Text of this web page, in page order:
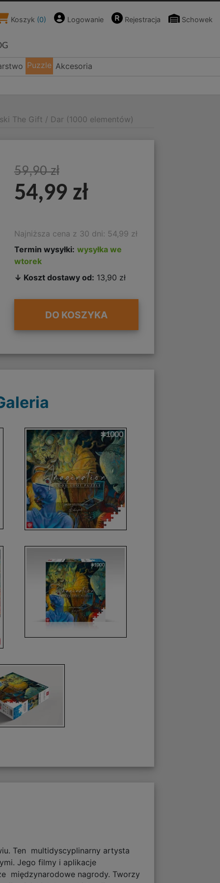
Koszyk (0) Logowanie Rejestracja Schowek
Puzzle Akcesoria
The Gift / Dar (1000 elementów)
59,90 zł
54,99 zł
Najniższa cena z 30 dni: 54,99 zł
Termin wysyłki: wysyłka we
wtorek
↓ Koszt dostawy od: 13,90 zł
DO KOSZYKA
Ten multidyscyplinarny artysta
Jego filmy i aplikacje
międzynarodowe nagrody. Tworzy